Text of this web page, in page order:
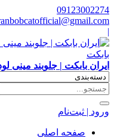
09123002274
|
ایران بابکت | جلوبند مینی
ورود | ثبت‌نام
صفحه اصلی